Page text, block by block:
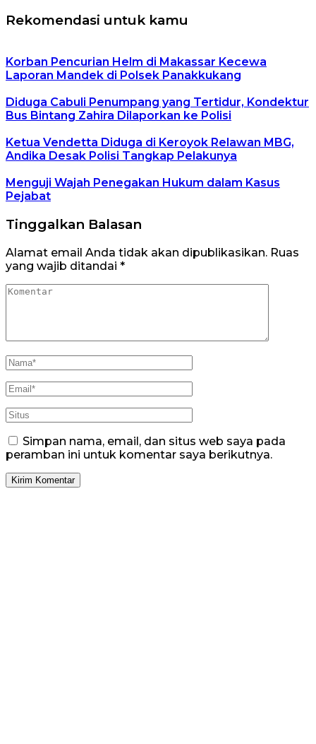
Rekomendasi untuk kamu
Korban Pencurian Helm di Makassar Kecewa
Laporan Mandek di Polsek Panakkukang
Diduga Cabuli Penumpang yang Tertidur, Kondektur
Bus Bintang Zahira Dilaporkan ke Polisi
Ketua Vendetta Diduga di Keroyok Relawan MBG,
Andika Desak Polisi Tangkap Pelakunya
Menguji Wajah Penegakan Hukum dalam Kasus
Pejabat
Tinggalkan Balasan
Alamat email Anda tidak akan dipublikasikan. Ruas
yang wajib ditandai *
Simpan nama, email, dan situs web saya pada
peramban ini untuk komentar saya berikutnya.